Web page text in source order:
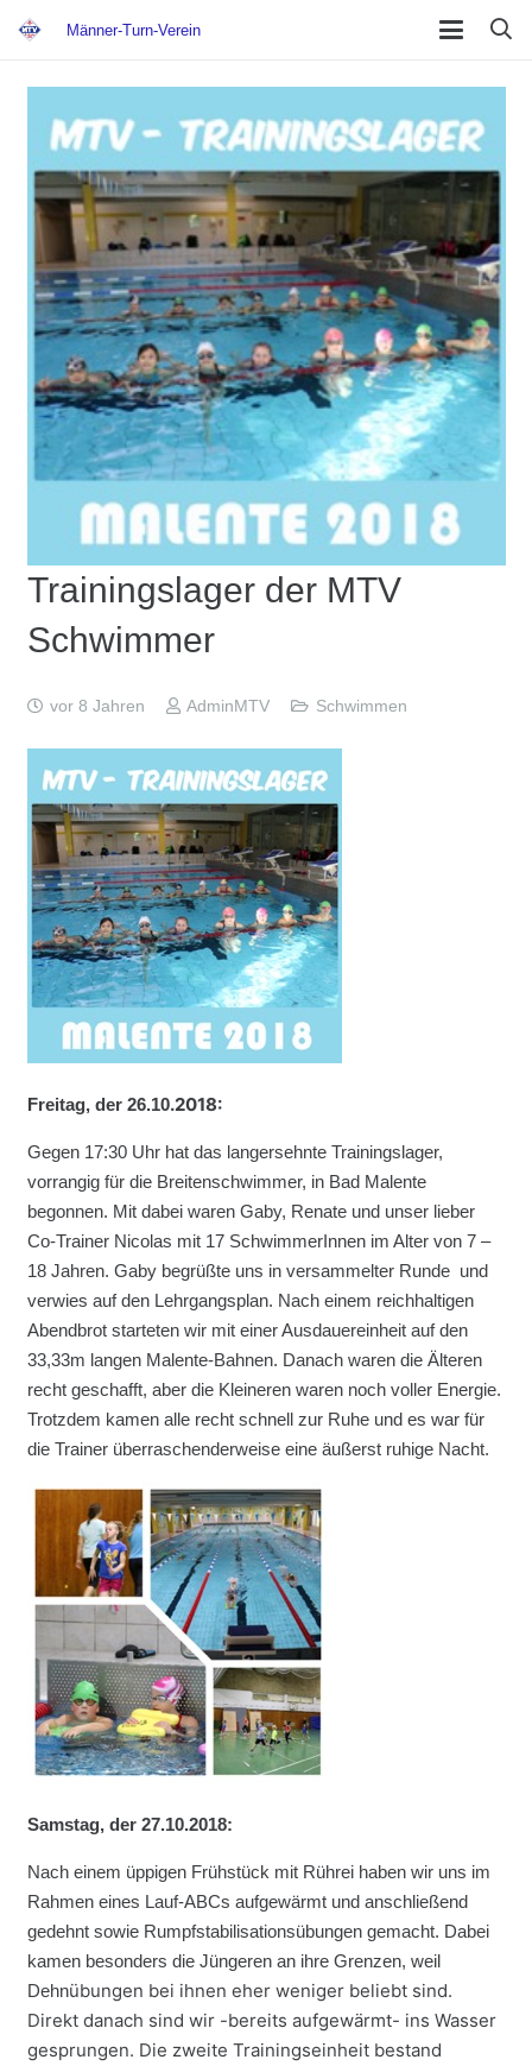
Männer-Turn-Verein
Trainingslager der MTV
Schwimmer
vor 8 Jahren AdminMTV Schwimmen
Freitag, der 26.10.2018:
Gegen 17:30 Uhr hat das langersehnte Trainingslager,
vorrangig für die Breitenschwimmer, in Bad Malente
begonnen. Mit dabei waren Gaby, Renate und unser lieber
Co-Trainer Nicolas mit 17 SchwimmerInnen im Alter von 7 –
18 Jahren. Gaby begrüßte uns in versammelter Runde und
verwies auf den Lehrgangsplan. Nach einem reichhaltigen
Abendbrot starteten wir mit einer Ausdauereinheit auf den
33,33m langen Malente-Bahnen. Danach waren die Älteren
recht geschafft, aber die Kleineren waren noch voller Energie.
Trotzdem kamen alle recht schnell zur Ruhe und es war für
die Trainer überraschenderweise eine äußerst ruhige Nacht.
Samstag, der 27.10.2018:
Nach einem üppigen Frühstück mit Rührei haben wir uns im
Rahmen eines Lauf-ABCs aufgewärmt und anschließend
gedehnt sowie Rumpfstabilisationsübungen gemacht. Dabei
kamen besonders die Jüngeren an ihre Grenzen, weil
Dehnübungen bei ihnen eher weniger beliebt sind.
Direkt danach sind wir -bereits aufgewärmt- ins Wasser
gesprungen. Die zweite Trainingseinheit bestand